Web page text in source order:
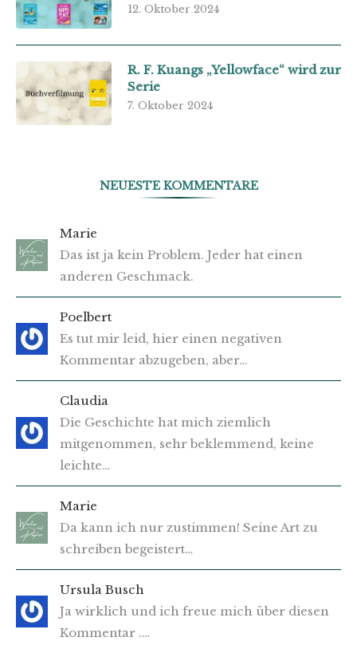
12. Oktober 2024
R. F. Kuangs „Yellowface“ wird zur
Serie
7. Oktober 2024
NEUESTE KOMMENTARE
Marie
Das ist ja kein Problem. Jeder hat einen
anderen Geschmack.
Poelbert
Es tut mir leid, hier einen negativen
Kommentar abzugeben, aber…
Claudia
Die Geschichte hat mich ziemlich
mitgenommen, sehr beklemmend, keine
leichte…
Marie
Da kann ich nur zustimmen! Seine Art zu
schreiben begeistert…
Ursula Busch
Ja wirklich und ich freue mich über diesen
Kommentar .…